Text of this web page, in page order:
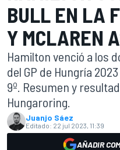
BULL EN LA
Y MCLAREN
Hamilton venció a los
del GP de Hungría
9º. Resumen y
Hungaroring.
Juanjo Sáez
Editado: 22 jul 2023, 11:39
AÑADIR